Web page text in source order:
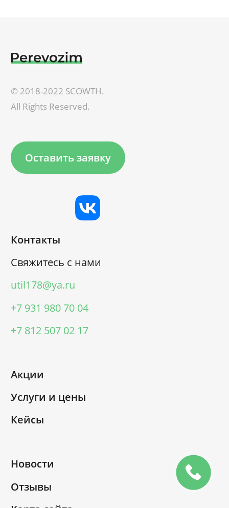
© 2018-2022 SCOWTH.
All Rights Reserved.
Акции
Услуги и цены
Кейсы
Новости
Отзывы
Контакты
Свяжитесь с нами
util178@ya.ru
+7 931 980 70 04
+7 812 507 02 17
Оставить заявку